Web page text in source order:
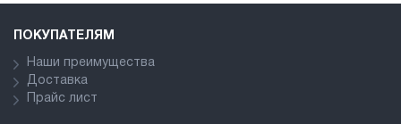
ПОКУПАТЕЛЯМ
Наши преимущества
Доставка
Прайс лист